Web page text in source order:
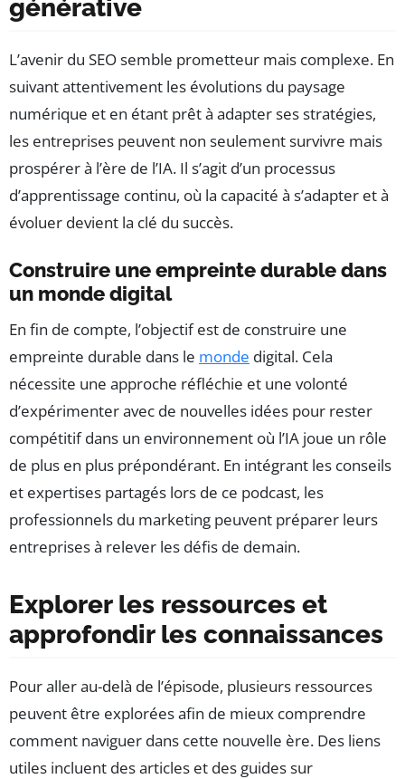
générative
L’avenir du SEO semble prometteur mais complexe. En
suivant attentivement les évolutions du paysage
numérique et en étant prêt à adapter ses stratégies,
les entreprises peuvent non seulement survivre mais
prospérer à l’ère de l’IA. Il s’agit d’un processus
d’apprentissage continu, où la capacité à s’adapter et à
évoluer devient la clé du succès.
Construire une empreinte durable dans
un monde digital
En fin de compte, l’objectif est de construire une
empreinte durable dans le monde digital. Cela
nécessite une approche réfléchie et une volonté
d’expérimenter avec de nouvelles idées pour rester
compétitif dans un environnement où l’IA joue un rôle
de plus en plus prépondérant. En intégrant les conseils
et expertises partagés lors de ce podcast, les
professionnels du marketing peuvent préparer leurs
entreprises à relever les défis de demain.
Explorer les ressources et
approfondir les connaissances
Pour aller au-delà de l’épisode, plusieurs ressources
peuvent être explorées afin de mieux comprendre
comment naviguer dans cette nouvelle ère. Des liens
utiles incluent des articles et des guides sur